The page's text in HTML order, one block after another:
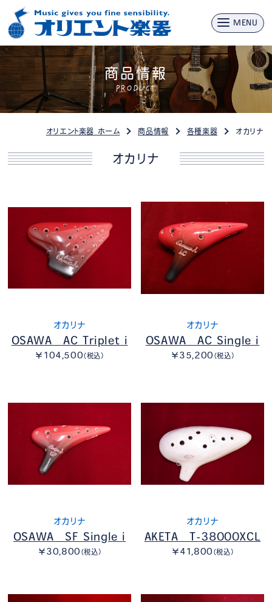
MENU
商品情報
PRODUCT
オリエント楽器 ホーム 商品情報 各種楽器 オカリナ
オカリナ
オカリナ
OSAWA AC Triplet i
￥104,500（税込）
オカリナ
OSAWA AC Single i
￥35,200 （税込）
オカリナ
OSAWA SF Single i
￥30,800 （税込）
オカリナ
AKETA T-38000XCL
￥41,800 （税込）